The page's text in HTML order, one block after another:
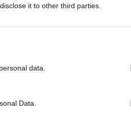
it to other third parties.
data.
Data.